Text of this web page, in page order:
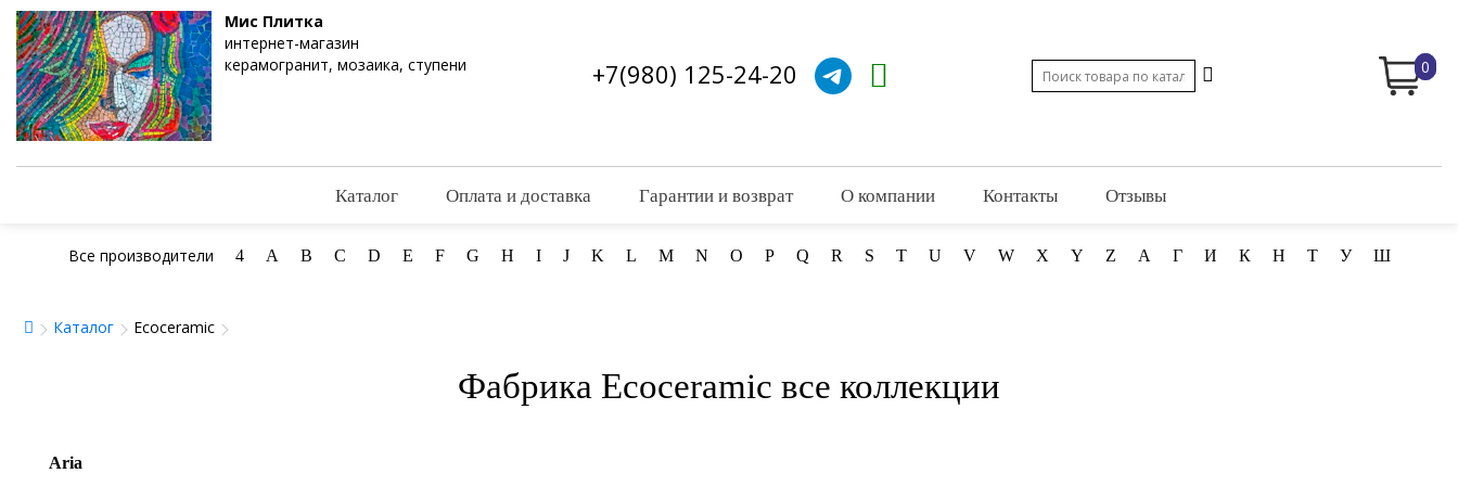
Мис Плитка
интернет-магазин
керамогранит, мозаика, ступени
+7(980) 125-24-20 0
Каталог Оплата и доставка Гарантии и возврат О компании Контакты Отзывы
Все производители 4 A B C D E F G H I J K L M N O P Q R S T U V W X Y Z А Г И К Н Т У Ш
Каталог Ecoceramic
Фабрика Ecoceramic все коллекции
Aria